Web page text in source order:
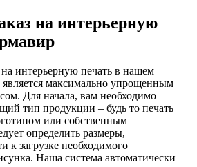
на интерьерную
интерьерную печать в нашем
максимально упрощенным
Для начала, вам необходимо
тип продукции – будь то печать
или собственным
определить размеры,
к загрузке необходимого
Наша система автоматически